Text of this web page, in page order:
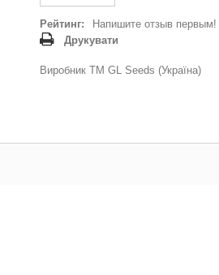
Рейтинг:
Напишите отзыв первым!
Друкувати
Виробник ТМ GL Seeds (Україна)